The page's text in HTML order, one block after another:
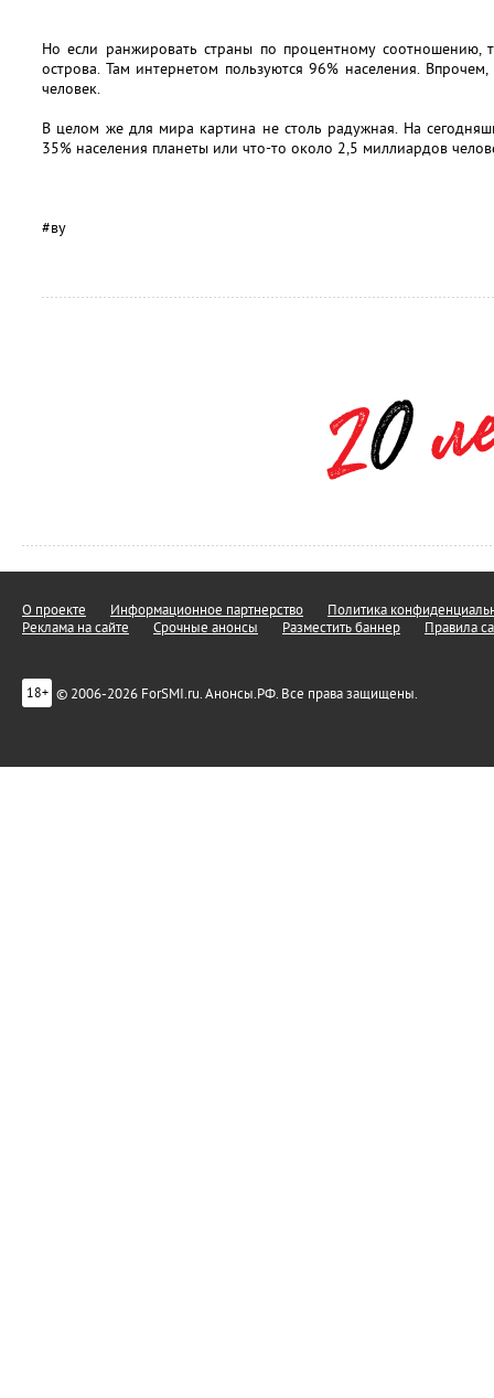
Но если ранжировать страны по процентному соотношению,
острова. Там интернетом пользуются 96% населения.
человек.
В целом же для мира картина не столь радужная. На
35% населения планеты или что-то около 2,5 миллиардов
#ву
О проекте Информационное партнерство
Политика
Реклама на сайте
Срочные анонсы Разместить баннер Правила
18+ © 2006-2026 ForSMI.ru. Анонсы.РФ. Все права защищены.